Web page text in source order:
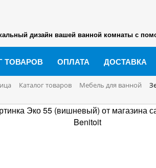
дизайн вашей ванной комнаты с
ТОВАРОВ ОПЛАТА ДОСТАВКА
Каталог товаров Мебель для ванной